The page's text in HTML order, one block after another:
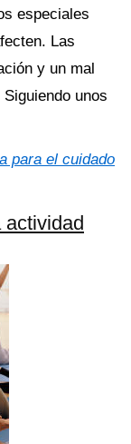
especiales
Las
y un mal
unos
para el cuidado
actividad